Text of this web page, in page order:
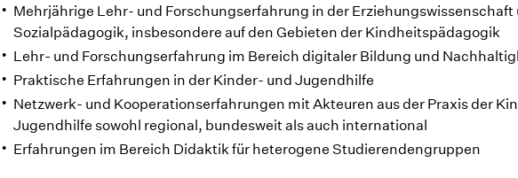
Mehrjährige Lehr- und Forschungserfahrung in der Erziehungswissenschaft
Sozialpädagogik, insbesondere auf den Gebieten der Kindheitspädagogik
Lehr- und Forschungserfahrung im Bereich digitaler Bildung und
Praktische Erfahrungen in der Kinder- und Jugendhilfe
Netzwerk- und Kooperationserfahrungen mit Akteuren aus der Praxis der
Jugendhilfe sowohl regional, bundesweit als auch international
Erfahrungen im Bereich Didaktik für heterogene Studierendengruppen